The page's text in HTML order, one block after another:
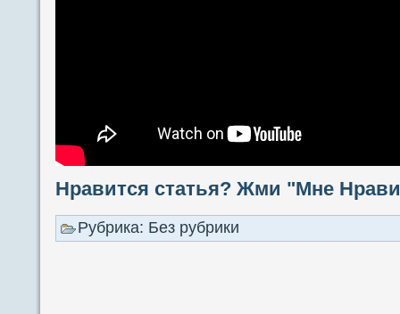
Нравится статья? Жми "Мне
Рубрика: Без рубрики